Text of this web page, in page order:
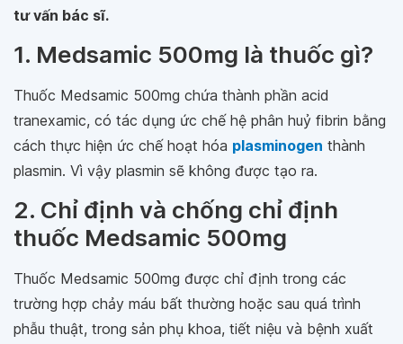
tư vấn bác sĩ.
1. Medsamic 500mg là thuốc gì?
Thuốc Medsamic 500mg chứa thành phần acid
tranexamic, có tác dụng ức chế hệ phân huỷ fibrin bằng
cách thực hiện ức chế hoạt hóa plasminogen thành
plasmin. Vì vậy plasmin sẽ không được tạo ra.
2. Chỉ định và chống chỉ định
thuốc Medsamic 500mg
Thuốc Medsamic 500mg được chỉ định trong các
trường hợp chảy máu bất thường hoặc sau quá trình
phẫu thuật, trong sản phụ khoa, tiết niệu và bệnh xuất